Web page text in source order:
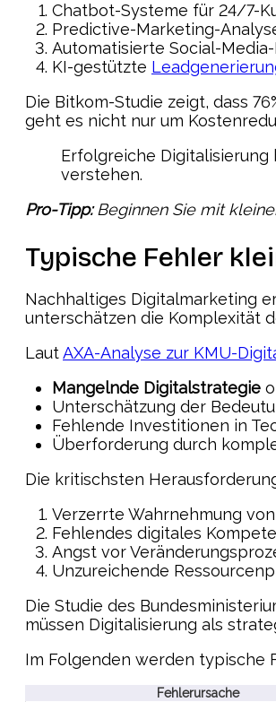
Chatbot-Systeme für 24/7-
Predictive-Marketing-
Automatisierte Social-
KI-gestützte
Die Bitkom-Studie zeigt, dass
geht es nicht nur um
Erfolgreiche
verstehen.
Pro-Tipp: Beginnen Sie mit
Typische Fehler
Nachhaltiges Digitalmarketing
unterschätzen die Komplexität
LautAXA-Analyse zur KMU-
Mangelnde Digitalstrategie
Unterschätzung der
Fehlende Investitionen in
Überforderung durch
Die kritischsten
Verzerrte Wahrnehmung
Fehlendes digitales
Angst vor
Unzureichende
Die Studie des
müssen Digitalisierung als
Im Folgenden werden typische
Fehlerursache